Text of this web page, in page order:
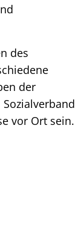
des
der
vor Ort sein.